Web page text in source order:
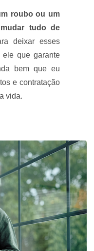
roubo ou um
tudo de
deixar esses
ele que garante
bem que eu
e contratação
vida.